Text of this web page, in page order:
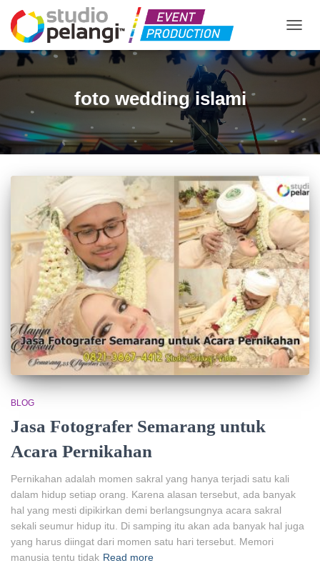
foto wedding islami
BLOG
Jasa Fotografer Semarang untuk
Acara Pernikahan
Pernikahan adalah momen sakral yang hanya terjadi satu kali
dalam hidup setiap orang. Karena alasan tersebut, ada banyak
hal yang mesti dipikirkan demi berlangsungnya acara sakral
sekali seumur hidup itu. Di samping itu akan ada banyak hal juga
yang harus diingat dari momen satu hari tersebut. Memori
manusia tentu tidak Read more